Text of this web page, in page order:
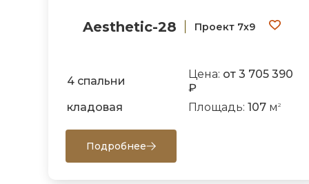
Aesthetic-28 Проект 7х9
4 спальни
Цена: от 3 705 390
₽
кладовая
Площадь: 107м 2
Подробнее